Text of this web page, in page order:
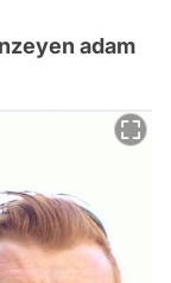
adam